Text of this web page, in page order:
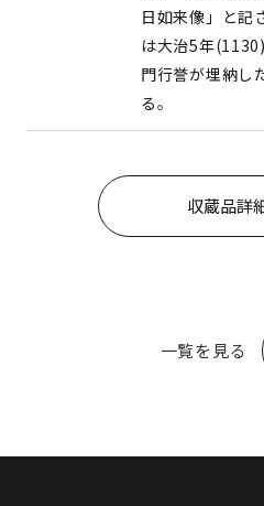
日如来像」と記
は大治5年
門行誉が埋納し
る。
収蔵品詳
一覧を見る